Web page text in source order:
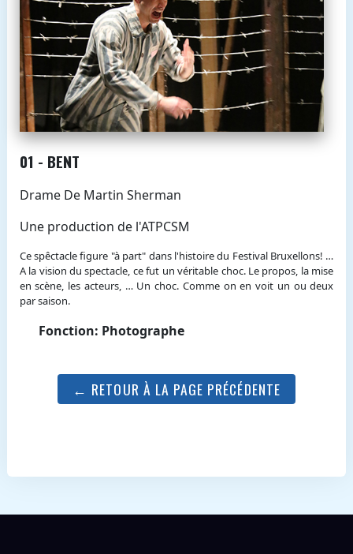
01 - BENT
Drame De Martin Sherman
Une production de l'ATPCSM
Ce spêctacle figure "à part" dans l'histoire du Festival Bruxellons! …
A la vision du spectacle, ce fut un véritable choc. Le propos, la mise
en scène, les acteurs, … Un choc. Comme on en voit un ou deux
par saison.
Fonction: Photographe
← RETOUR À LA PAGE PRÉCÉDENTE